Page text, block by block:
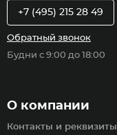
О компании
Контакты и реквизиты
+7 (495) 215 28 49
Обратный звонок
Будни с 9:00 до 18:00